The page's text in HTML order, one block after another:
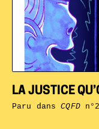
LA JUSTICE
Paru dansCQFD